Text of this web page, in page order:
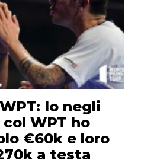
Io negli
WPT ho
€60k e loro
a testa